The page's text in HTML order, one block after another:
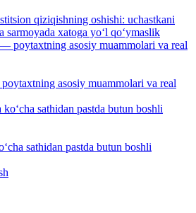
qiziqishning oshishi: uchastkani
sarmoyada xatoga yo‘l qo‘ymaslik
asosiy muammolari va real
sathidan pastda butun boshli